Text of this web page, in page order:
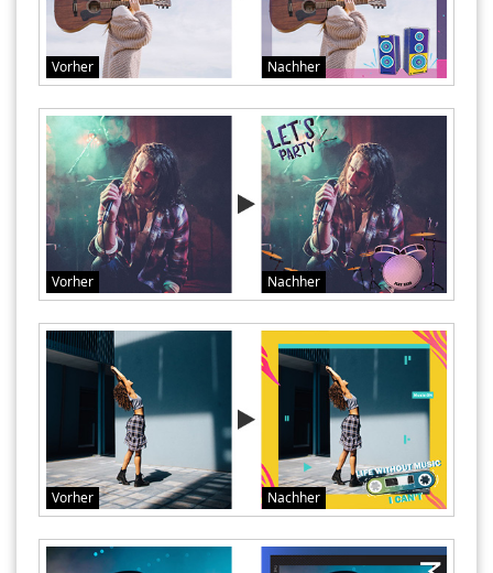
Vorher Nachher
Vorher Nachher
Vorher Nachher